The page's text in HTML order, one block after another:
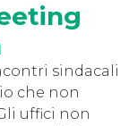
sindacali
che non
uffici non